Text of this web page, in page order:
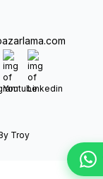
Youtube